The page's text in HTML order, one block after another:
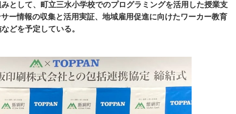
として、町立三水小学校でのプログラミングを活用した授業支
ー情報の収集と活用実証、地域雇用促進に向けたワーカー教育
どを予定している。